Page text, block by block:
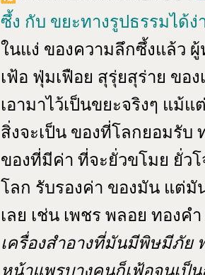
ซึ้ง กับ ขยะทางรูปธรรมได้
ในแง่ ของความลึกซึ้งแล้ว
เฟ้อ ฟุ่มเฟือย สุรุ่ยสุร่าย ขอ
เอามาไว้เป็นขยะจริงๆ แม้
สิ่งจะเป็น ของที่โลกยอมรับ
ของที่มีค่า ที่จะยั่วขโมย ยั่ว
โลก รับรองค่า ของมัน แต่
เลย เช่น เพชร พลอย ทองค
เครื่องสำอางที่มันมีพิษมีภัย
หน้าแพรบางคนก็เฟ้อจนเป็